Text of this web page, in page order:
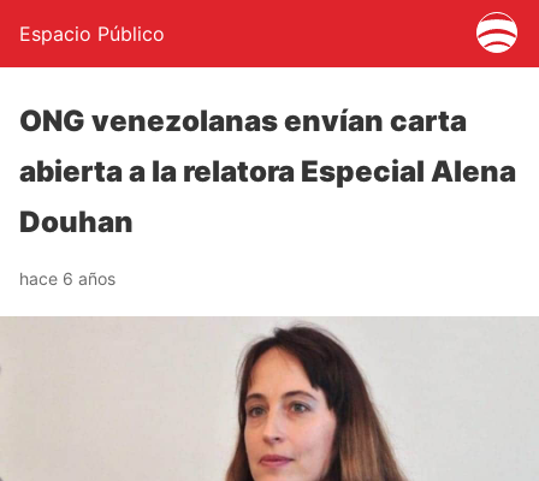
Espacio Público
ONG venezolanas envían carta
abierta a la relatora Especial Alena
Douhan
hace 6 años